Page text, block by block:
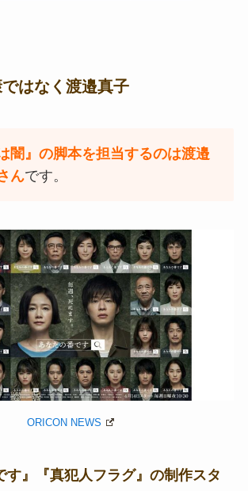
はなく渡邉真子
闇』の脚本を担当するのは渡邉
んです。
ORICON NEWS
す』『真犯人フラグ』の制作スタ